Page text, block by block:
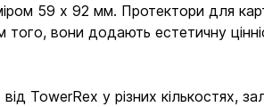
59 х 92 мм. Протектори для
того, вони додають естетичну
TowerRex у різних кількостях,